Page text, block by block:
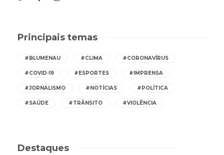
Principais temas
#BLUMENAU #CLIMA #CORONAVÍRUS
#COVID-19 #ESPORTES #IMPRENSA
#JORNALISMO #NOTÍCIAS #POLÍTICA
#SAÚDE #TRÂNSITO #VIOLÊNCIA
Destaques